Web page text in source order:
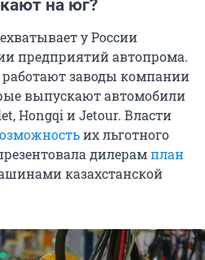
на юг?
у России
предприятий автопрома.
работают заводы компании
выпускают автомобили
Hongqi и Jetour. Власти
их льготного
дилерамплан
казахстанской